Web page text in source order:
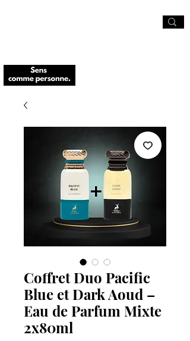
Coffret Duo Pacific
Blue et Dark Aoud –
Eau de Parfum Mixte
2x80ml